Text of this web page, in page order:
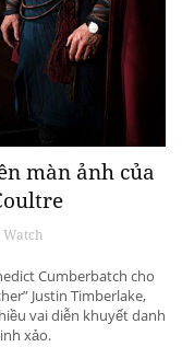
màn ảnh của
Watch
Cumberbatch cho
Justin Timberlake,
vai diễn khuyết danh
xảo.